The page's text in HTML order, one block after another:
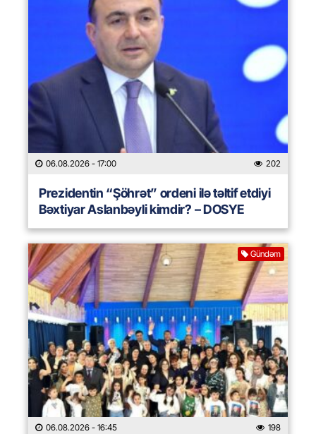
06.08.2026 - 17:00 202
Prezidentin “Şöhrət” ordeni ilə təltif etdiyi
Bəxtiyar Aslanbəyli kimdir? – DOSYE
Gündəm
06.08.2026 - 16:45 198